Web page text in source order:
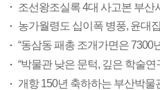
조선왕조실록 4대 사고본 부산
농가월령도 십이폭 병풍, 윤대
“박물관 낮은 문턱, 깊은 학술연
개항 150년 축하하는 부산박물